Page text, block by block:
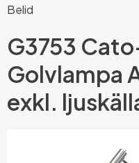
Belid
G3753
Golvlampa
exkl.